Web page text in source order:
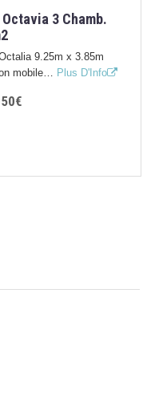
Octavia 3 Chamb.
9.25m x 3.85m
mobile… Plus D'Info